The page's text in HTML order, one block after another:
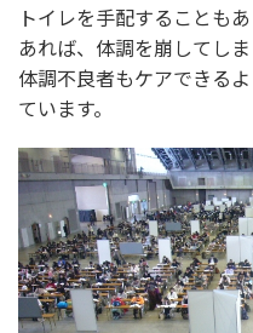
トイレを手配することも
あれば、体調を崩してし
体調不良者もケアできる
ています。